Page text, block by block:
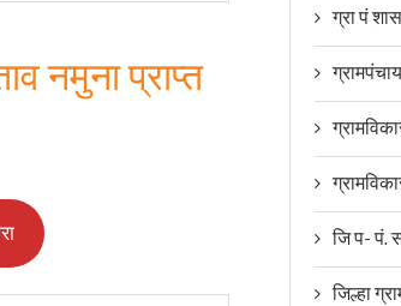
नमुना प्राप्त
ग्रा पं
जि प- पं.
जिल्हा